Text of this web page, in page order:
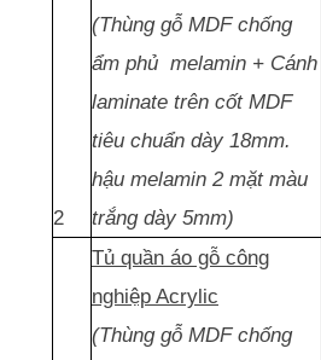
2
(Thùng gỗ MDF chống
ẩm phủ melamin + Cánh
laminate trên cốt MDF
tiêu chuẩn dày 18mm.
hậu melamin 2 mặt màu
trắng dày 5mm)
Tủ quần áo gỗ công
nghiệp Acrylic
(Thùng gỗ MDF chống